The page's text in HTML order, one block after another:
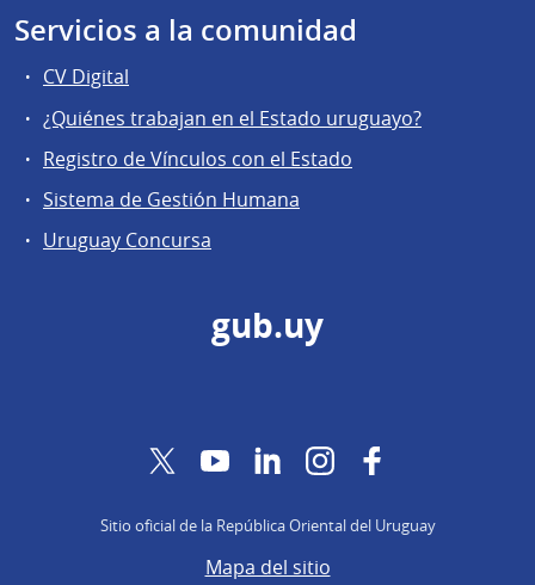
Servicios a la comunidad
CV Digital
¿Quiénes trabajan en el Estado uruguayo?
Registro de Vínculos con el Estado
Sistema de Gestión Humana
Uruguay Concursa
gub.uy
TwitterYouTubeLinkedInInstagram
Sitio oficial de la República Oriental del Uruguay
Mapa del sitio